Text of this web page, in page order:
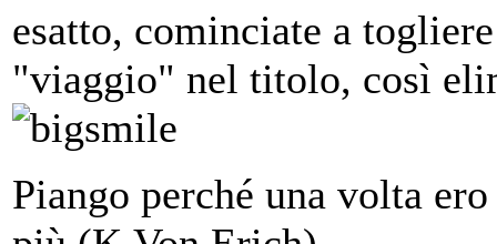
esatto, cominciate a
"viaggio" nel titolo, così
Piango perché una volta